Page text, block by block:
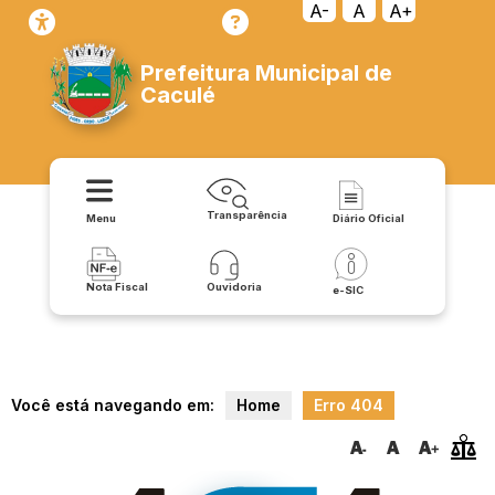
y65MGIBX0cA A- A A+
Prefeitura Municipal de
Caculé
Menu Transparência Diário Oficial
Nota Fiscal Ouvidoria e-SIC
Você está navegando em: Home Erro 404